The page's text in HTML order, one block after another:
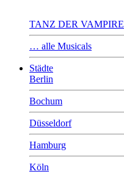
TANZ DER VAMPIRE
… alle Musicals
Städte
Berlin
Bochum
Düsseldorf
Hamburg
Köln